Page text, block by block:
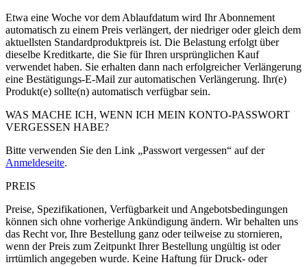
Etwa eine Woche vor dem Ablaufdatum wird Ihr Abonnement
automatisch zu einem Preis verlängert, der niedriger oder gleich dem
aktuellsten Standardproduktpreis ist. Die Belastung erfolgt über
dieselbe Kreditkarte, die Sie für Ihren ursprünglichen Kauf
verwendet haben. Sie erhalten dann nach erfolgreicher Verlängerung
eine Bestätigungs-E-Mail zur automatischen Verlängerung. Ihr(e)
Produkt(e) sollte(n) automatisch verfügbar sein.
WAS MACHE ICH, WENN ICH MEIN KONTO-PASSWORT
VERGESSEN HABE?
Bitte verwenden Sie den Link „Passwort vergessen“ auf der
Anmeldeseite.
PREIS
Preise, Spezifikationen, Verfügbarkeit und Angebotsbedingungen
können sich ohne vorherige Ankündigung ändern. Wir behalten uns
das Recht vor, Ihre Bestellung ganz oder teilweise zu stornieren,
wenn der Preis zum Zeitpunkt Ihrer Bestellung ungültig ist oder
irrtümlich angegeben wurde. Keine Haftung für Druck- oder